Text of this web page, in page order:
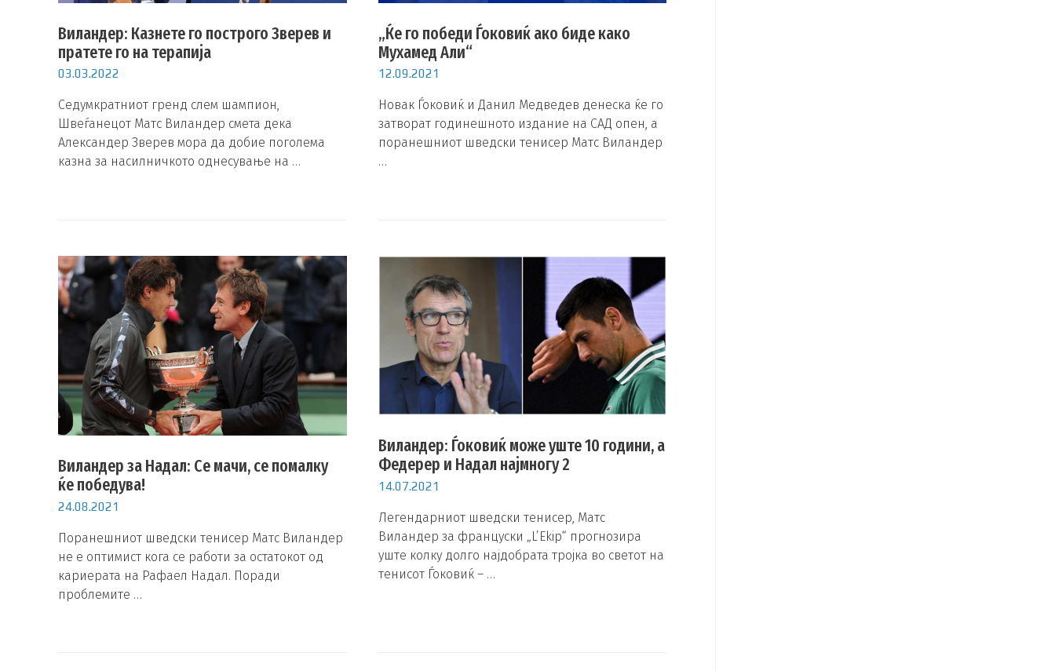
Виландер: Казнете го построго Зверев и
пратете го на терапија
03.03.2022
Седумкратниот гренд слем шампион,
Швеѓанецот Матс Виландер смета дека
Александер Зверев мора да добие поголема
казна за насилничкото однесување на …
„Ќе го победи Ѓоковиќ ако биде како
Мухамед Али“
12.09.2021
Новак Ѓоковиќ и Данил Медведев денеска ќе го
затворат годинешното издание на САД опен, а
поранешниот шведски тенисер Матс Виландер
…
Виландер за Надал: Се мачи, се помалку
ќе победува!
24.08.2021
Поранешниот шведски тенисер Матс Виландер
не е оптимист кога се работи за остатокот од
кариерата на Рафаел Надал. Поради
проблемите …
Виландер: Ѓоковиќ може уште 10 години, а
Федерер и Надал најмногу 2
14.07.2021
Легендарниот шведски тенисер, Матс
Виландер за француски „L’Ekip“ прогнозира
уште колку долго најдобрата тројка во светот на
тенисот Ѓоковиќ – …